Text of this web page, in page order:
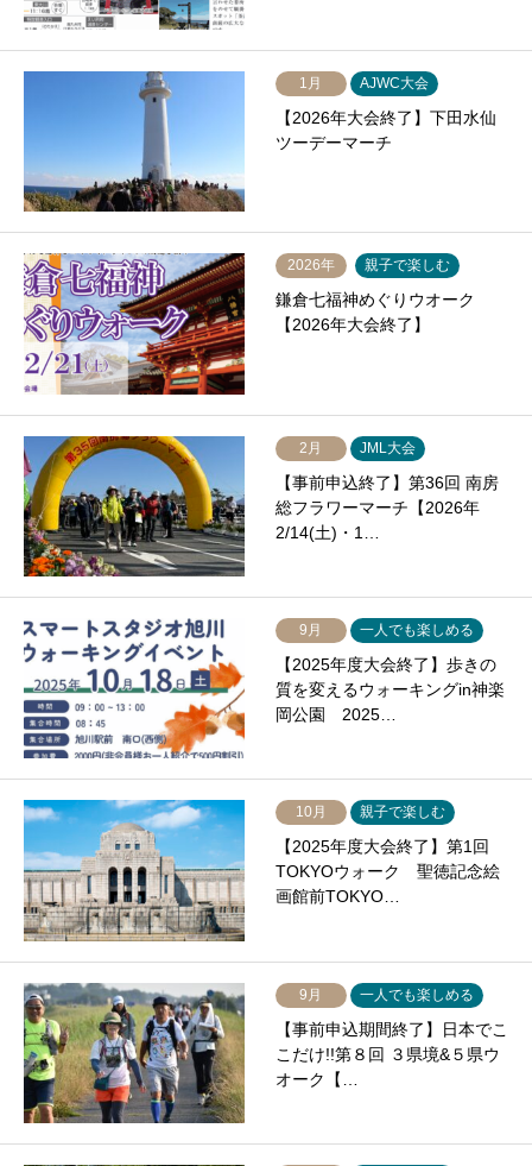
1月 AJWC大会
【2026年大会終了】下田水仙
ツーデーマーチ
2026年 親子で楽しむ
鎌倉七福神めぐりウオーク
【2026年大会終了】
2月 JML大会
【事前申込終了】第36回 南房
総フラワーマーチ【2026年
2/14(土)・1…
9月 一人でも楽しめる
【2025年度大会終了】歩きの
質を変えるウォーキングin神楽
岡公園 2025…
10月 親子で楽しむ
【2025年度大会終了】第1回
TOKYOウォーク 聖徳記念絵
画館前TOKYO…
9月 一人でも楽しめる
【事前申込期間終了】日本でこ
こだけ!!第８回 ３県境&５県ウ
オーク【…